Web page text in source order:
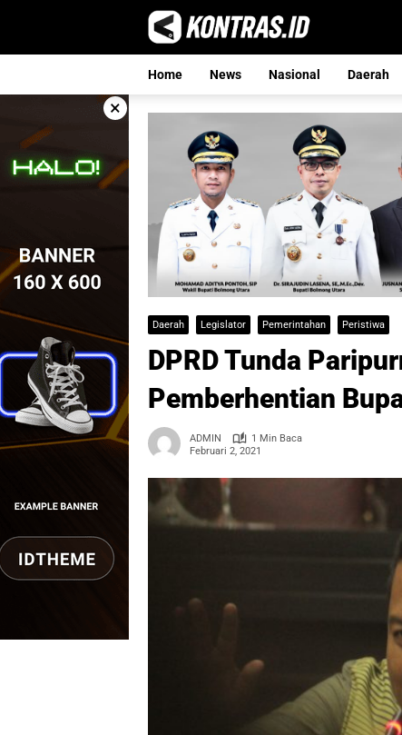
Home News Nasional Daerah
×
Daerah Legislator Pemerintahan Peristiwa
DPRD Tunda
Pemberhentian
ADMIN
1 Min Baca
Februari 2, 2021